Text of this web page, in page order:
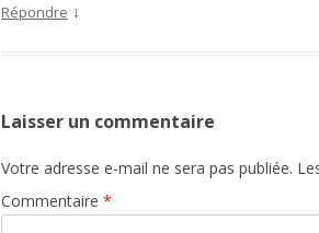
Répondre ↓
Laisser un commentaire
Votre adresse e-mail ne sera pas publiée.
Commentaire *